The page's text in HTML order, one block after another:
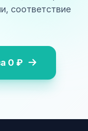
соответствие
0 ₽